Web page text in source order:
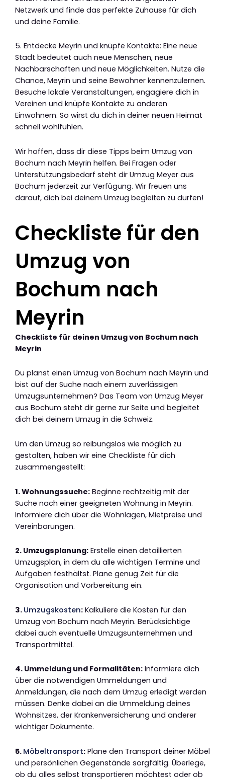
Netzwerk und finde das perfekte Zuhause für dich
und deine Familie.
5. Entdecke Meyrin und knüpfe Kontakte: Eine neue
Stadt bedeutet auch neue Menschen, neue
Nachbarschaften und neue Möglichkeiten. Nutze die
Chance, Meyrin und seine Bewohner kennenzulernen.
Besuche lokale Veranstaltungen, engagiere dich in
Vereinen und knüpfe Kontakte zu anderen
Einwohnern. So wirst du dich in deiner neuen Heimat
schnell wohlfühlen.
Wir hoffen, dass dir diese Tipps beim Umzug von
Bochum nach Meyrin helfen. Bei Fragen oder
Unterstützungsbedarf steht dir Umzug Meyer aus
Bochum jederzeit zur Verfügung. Wir freuen uns
darauf, dich bei deinem Umzug begleiten zu dürfen!
Checkliste für den
Umzug von
Bochum nach
Meyrin
Checkliste für deinen Umzug von Bochum nach
Meyrin
Du planst einen Umzug von Bochum nach Meyrin und
bist auf der Suche nach einem zuverlässigen
Umzugsunternehmen? Das Team von Umzug Meyer
aus Bochum steht dir gerne zur Seite und begleitet
dich bei deinem Umzug in die Schweiz.
Um den Umzug so reibungslos wie möglich zu
gestalten, haben wir eine Checkliste für dich
zusammengestellt:
1. Wohnungssuche: Beginne rechtzeitig mit der
Suche nach einer geeigneten Wohnung in Meyrin.
Informiere dich über die Wohnlagen, Mietpreise und
Vereinbarungen.
2. Umzugsplanung: Erstelle einen detaillierten
Umzugsplan, in dem du alle wichtigen Termine und
Aufgaben festhältst. Plane genug Zeit für die
Organisation und Vorbereitung ein.
3. Umzugskosten: Kalkuliere die Kosten für den
Umzug von Bochum nach Meyrin. Berücksichtige
dabei auch eventuelle Umzugsunternehmen und
Transportmittel.
4. Ummeldung und Formalitäten: Informiere dich
über die notwendigen Ummeldungen und
Anmeldungen, die nach dem Umzug erledigt werden
müssen. Denke dabei an die Ummeldung deines
Wohnsitzes, der Krankenversicherung und anderer
wichtiger Dokumente.
5. Möbeltransport: Plane den Transport deiner Möbel
und persönlichen Gegenstände sorgfältig. Überlege,
ob du alles selbst transportieren möchtest oder ob